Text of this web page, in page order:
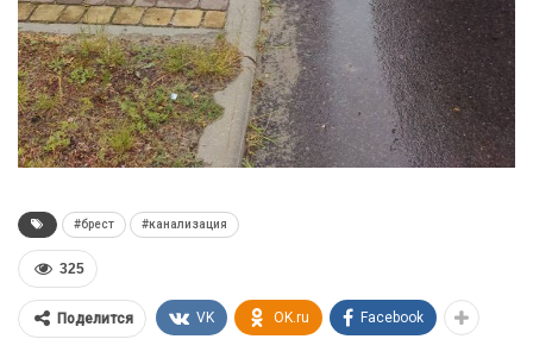
#брест #канализация
325
Поделится VK OK.ru Facebook